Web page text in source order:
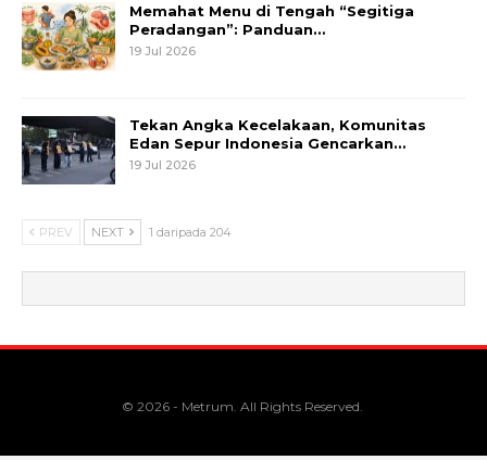
Memahat Menu di Tengah “Segitiga
Peradangan”: Panduan…
19 Jul 2026
Tekan Angka Kecelakaan, Komunitas
Edan Sepur Indonesia Gencarkan…
19 Jul 2026
PREV NEXT 1 daripada 204
© 2026 - Metrum. All Rights Reserved.